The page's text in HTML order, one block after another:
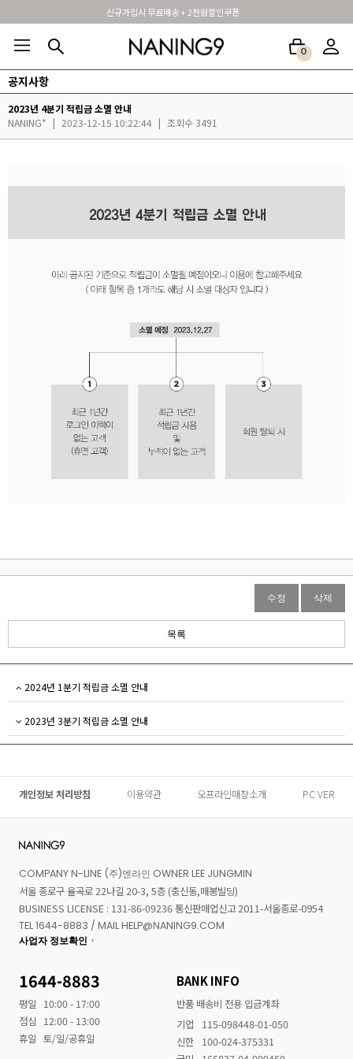
신규가입시 무료배송 + 2천원할인쿠폰
0
BEST100🤍
공지사항
2023년 4분기 적립금 소멸 안내
NANING* | 2023-12-15 10:22:44 | 조회수 3491
수정 삭제
목록
2024년 1분기 적립금 소멸 안내
2023년 3분기 적립금 소멸 안내
개인정보 처리방침 이용약관 오프라인매장소개 PC VER
COMPANY N-LINE (주)엔라인 OWNER LEE JUNGMIN
서울 종로구 율곡로 22나길 20-3, 5층 (충신동,매봉빌딩)
BUSINESS LICENSE : 131-86-09236 통신판매업신고 2011-서울종로-0954
TEL 1644-8883 / MAIL HELP@NANING9.COM
사업자 정보확인
1644-8883
평일
10:00 - 17:00
점심
12:00 - 13:00
휴일 토/일/공휴일
BANK INFO
반품 배송비 전용 입금계좌
기업
115-098448-01-050
신한
100-024-375331